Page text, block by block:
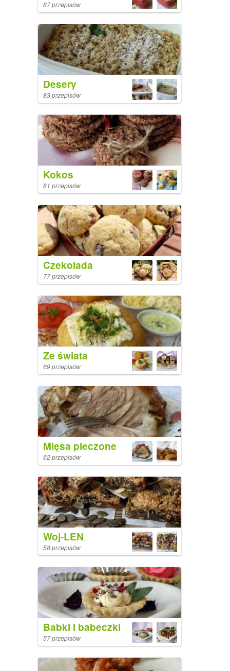
87 przepisów
Desery
83 przepisów
Kokos
81 przepisów
Czekolada
77 przepisów
Ze świata
69 przepisów
Mięsa pieczone
62 przepisów
Woj-LEN
58 przepisów
Babki i babeczki
57 przepisów